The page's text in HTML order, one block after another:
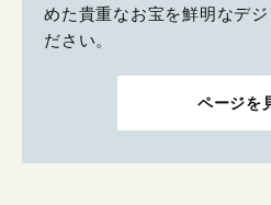
めた貴重なお宝を鮮明なデ
ださい。
ページを